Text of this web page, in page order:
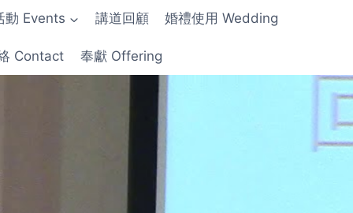
動 Events 講道回顧 婚禮使用 Wedding
Contact 奉獻 Offering